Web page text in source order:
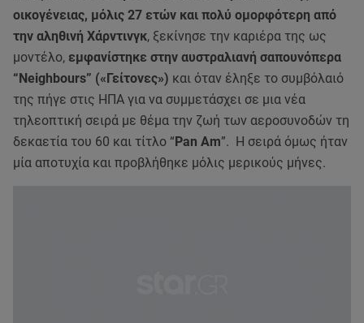
οικογένειας, μόλις 27 ετών και πολύ ομορφότερη από
την αληθινή Χάρντινγκ, ξεκίνησε την καριέρα της ως
μοντέλο, εμφανίστηκε στην αυστραλιανή σαπουνόπερα
“Neighbours” («Γείτονες») και όταν έληξε το συμβόλαιό
της πήγε στις ΗΠΑ για να συμμετάσχει σε μια νέα
τηλεοπτική σειρά με θέμα την ζωή των αεροσυνοδών τη
δεκαετία του 60 και τίτλο “Pan Am”. H σειρά όμως ήταν
μία αποτυχία και προβλήθηκε μόλις μερικούς μήνες.